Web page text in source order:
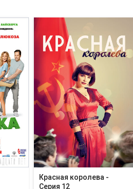
Красная королева -
Серия 12